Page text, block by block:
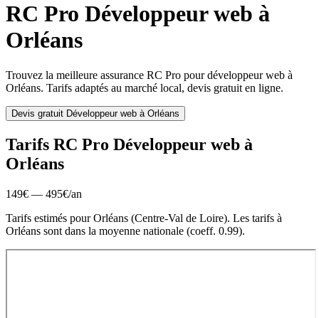
RC Pro Développeur web à
Orléans
Trouvez la meilleure assurance RC Pro pourdéveloppeur web à
Orléans. Tarifs adaptés au marché local, devis gratuit en ligne.
Devis gratuit Développeur web à Orléans
Tarifs RC Pro Développeur web à
Orléans
149€ — 495€/an
Tarifs estimés pourOrléans (Centre-Val de Loire). Les tarifs à
Orléans sont dans la moyenne nationale (coeff. 0.99).